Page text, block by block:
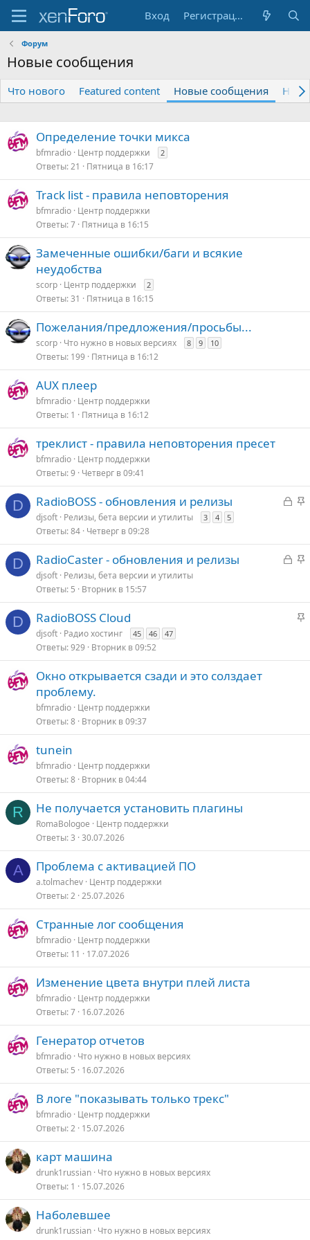
Вход Регистрация
Форум
Новые сообщения
Что нового Featured content Новые сообщения
Определение точки микса
bfmradio Центр поддержки 2
Ответы 21 Пятница в 16:17
Track list - правила неповторения
bfmradio Центр поддержки
Ответы 7 Пятница в 16:15
Замеченные ошибки/баги и всякие
неудобства
scorp Центр поддержки 2
Ответы 31 Пятница в 16:15
Пожелания/предложения/просьбы...
scorp Что нужно в новых версияx 8 9 10
Ответы 199 Пятница в 16:12
AUX плеер
bfmradio Центр поддержки
Ответы 1 Пятница в 16:12
треклист - правила неповторения пресет
bfmradio Центр поддержки
Ответы 9 Четверг в 09:41
D
З
р
ы
З
р
е
е
н
RadioBOSS - обновления и релизы
djsoft Релизы, бета версии и утилиты 3 4 5
Ответы 84 Четверг в 09:28
D
З
р
ы
З
р
е
е
RadioCaster - обновления и релизы
djsoft Релизы, бета версии и утилиты
Ответы 5 Вторник в 15:57
D
З
р
н
RadioBOSS Cloud
djsoft Радио хостинг 45 46 47
Ответы 929 Вторник в 09:52
Окно открывается сзади и это солздает
проблему.
bfmradio Центр поддержки
Ответы 8 Вторник в 09:37
tunein
bfmradio Центр поддержки
Ответы 8 Вторник в 04:44
R Не получается установить плагины
RomaBologoe
Центр поддержки
Ответы 3 30.07.2026
A Проблема с активацией ПО
a.tolmachev Центр поддержки
Ответы 2 25.07.2026
Странные лог сообщения
bfmradio Центр поддержки
Ответы 11 17.07.2026
Изменение цвета внутри плей листа
bfmradio Центр поддержки
Ответы 7 16.07.2026
Генератор отчетов
bfmradio Что нужно в новых версияx
Ответы 5 16.07.2026
В логе "показывать только трекс"
bfmradio Центр поддержки
Ответы 2 15.07.2026
карт машина
drunk1russian Что нужно в новых версияx
Ответы 1 15.07.2026
Наболевшее
drunk1russian Что нужно в новых версияx